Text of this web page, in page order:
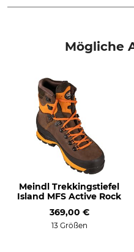
Wanderschuhe
Anlass
Wanderung
Trekkingtouren
Freizeit
Für
Mögliche
Meindl Trekkingstiefel
Island MFS Active Rock
369,00 €
13 Größen